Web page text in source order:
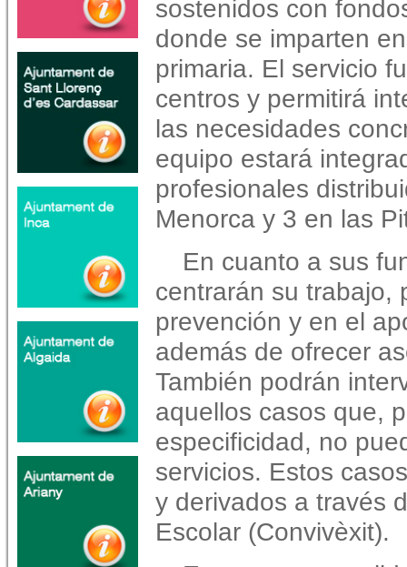
sostenidos con
donde se imparten
primaria. El servicio
centros y permitirá
las necesidades
equipo estará
profesionales
Menorca y 3 en las
En cuanto a sus
centrarán su trabajo,
prevención y en el
además de ofrecer
También podrán
aquellos casos que,
especificidad, no
servicios. Estos
y derivados a través
Escolar (Convivèxit).